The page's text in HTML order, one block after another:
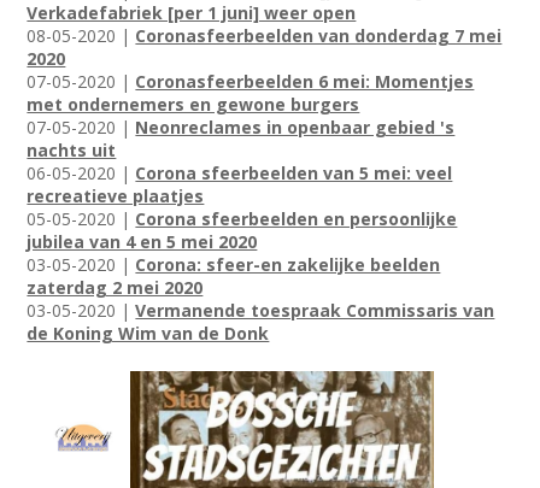
Verkadefabriek [per 1 juni] weer open
08-05-2020 | Coronasfeerbeelden van donderdag 7 mei
2020
07-05-2020 | Coronasfeerbeelden 6 mei: Momentjes
met ondernemers en gewone burgers
07-05-2020 | Neonreclames in openbaar gebied 's
nachts uit
06-05-2020 | Corona sfeerbeelden van 5 mei: veel
recreatieve plaatjes
05-05-2020 | Corona sfeerbeelden en persoonlijke
jubilea van 4 en 5 mei 2020
03-05-2020 | Corona: sfeer-en zakelijke beelden
zaterdag 2 mei 2020
03-05-2020 |Vermanende toespraak Commissaris van
de Koning Wim van de Donk